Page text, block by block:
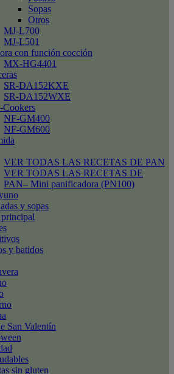
Sopas
Otros
MJ-L700
MJ-L501
con función cocción
MX-HG4401
SR-DA152KXE
SR-DA152WXE
NF-GM400
NF-GM600
VER TODAS LAS RECETAS DE PAN
VER TODAS LAS RECETAS DE
PAN– Mini panificadora (PN100)
y sopas
y batidos
San Valentín
sin gluten